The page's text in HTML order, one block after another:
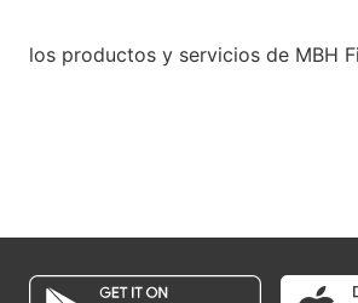
los productos y servicios de MBH